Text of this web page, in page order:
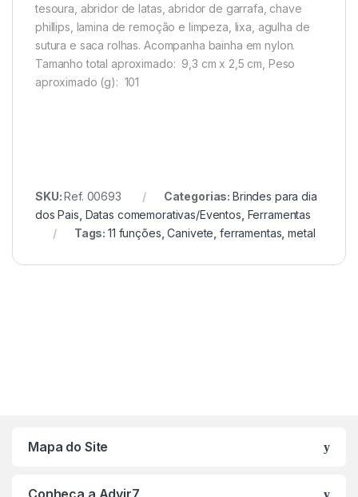
tesoura, abridor de latas, abridor de garrafa, chave
phillips, lamina de remoção e limpeza , lixa, agulha de
sutura e saca rolhas. Acompanha bainha em nylon.
Tamanho total aproximado: 9,3 cm x 2,5 cm, Peso
aproximado (g): 101
SKU:Ref. 00693 Categorias: Brindes para dia
dos Pais Datas comemorativas/Eventos Ferramentas
Tags:11 funções ,Canivete ferramentas ,metal
Mapa do Site
Conheça a Advir7